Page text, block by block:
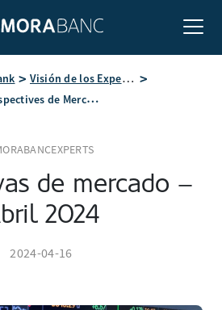
Visión de los Expertos
Perspectives de Mercat – Abril 2024
de mercado –
2024
2024-04-16